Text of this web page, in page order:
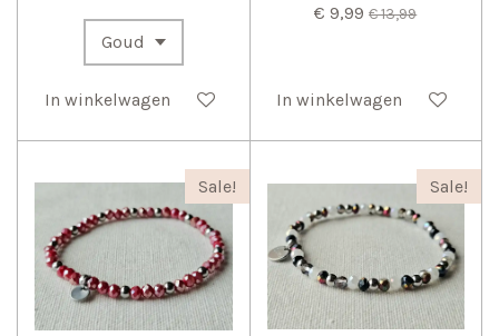
In winkelwagen
€ 9,99 € 13,99
In winkelwagen
Sale! Sale!